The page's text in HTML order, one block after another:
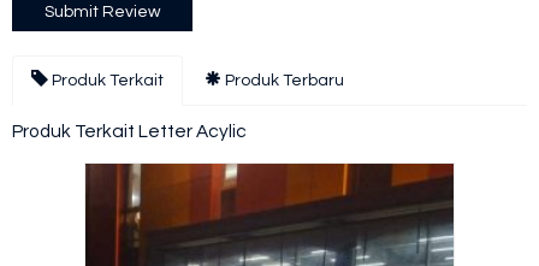
Produk Terkait Produk Terbaru
Produk Terkait Letter Acylic